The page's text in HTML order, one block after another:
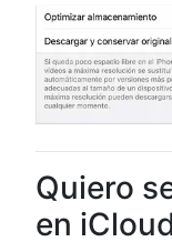
Quiero
en